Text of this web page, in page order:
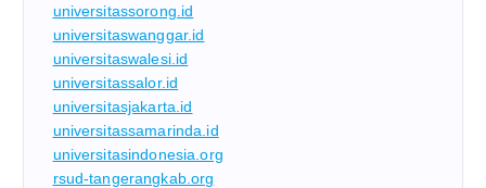
universitassorong.id
universitaswanggar.id
universitaswalesi.id
universitassalor.id
universitasjakarta.id
universitassamarinda.id
universitasindonesia.org
rsud-tangerangkab.org